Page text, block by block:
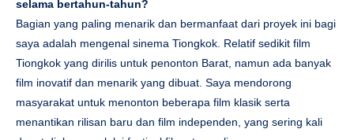
selama bertahun-tahun?
Bagian yang paling menarik dan bermanfaat dari proyek ini bagi
saya adalah mengenal sinema Tiongkok. Relatif sedikit film
Tiongkok yang dirilis untuk penonton Barat, namun ada banyak
film inovatif dan menarik yang dibuat. Saya mendorong
masyarakat untuk menonton beberapa film klasik serta
menantikan rilisan baru dan film independen, yang sering kali